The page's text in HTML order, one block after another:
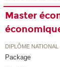
Master
DIPLÔME
Package